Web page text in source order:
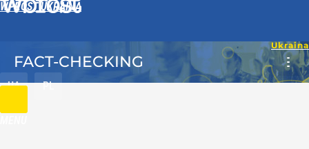
WPROST UKRAINA
UA PL
FACT-CHECKING